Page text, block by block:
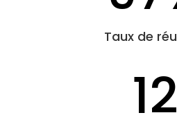
Taux de
12